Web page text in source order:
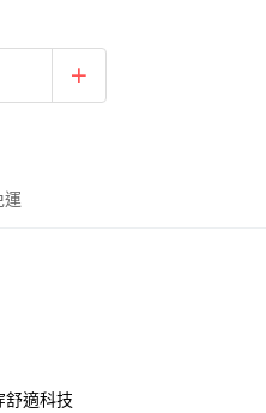
運
舒適科技